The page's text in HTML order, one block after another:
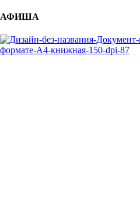
АФИША